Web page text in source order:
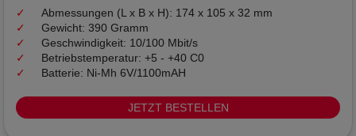
Abmessungen (L x B x H): 174 x 105 x 32 mm
Gewicht: 390 Gramm
Geschwindigkeit: 10/100 Mbit/s
Betriebstemperatur: +5 - +40 C0
Batterie: Ni-Mh 6V/1100mAH
JETZT BESTELLEN